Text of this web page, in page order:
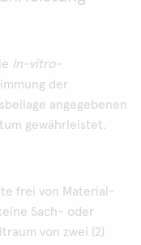
In-vitro-
der
angegebenen
gewährleistet.
frei von Material-
Sach- oder
von zwei (2)